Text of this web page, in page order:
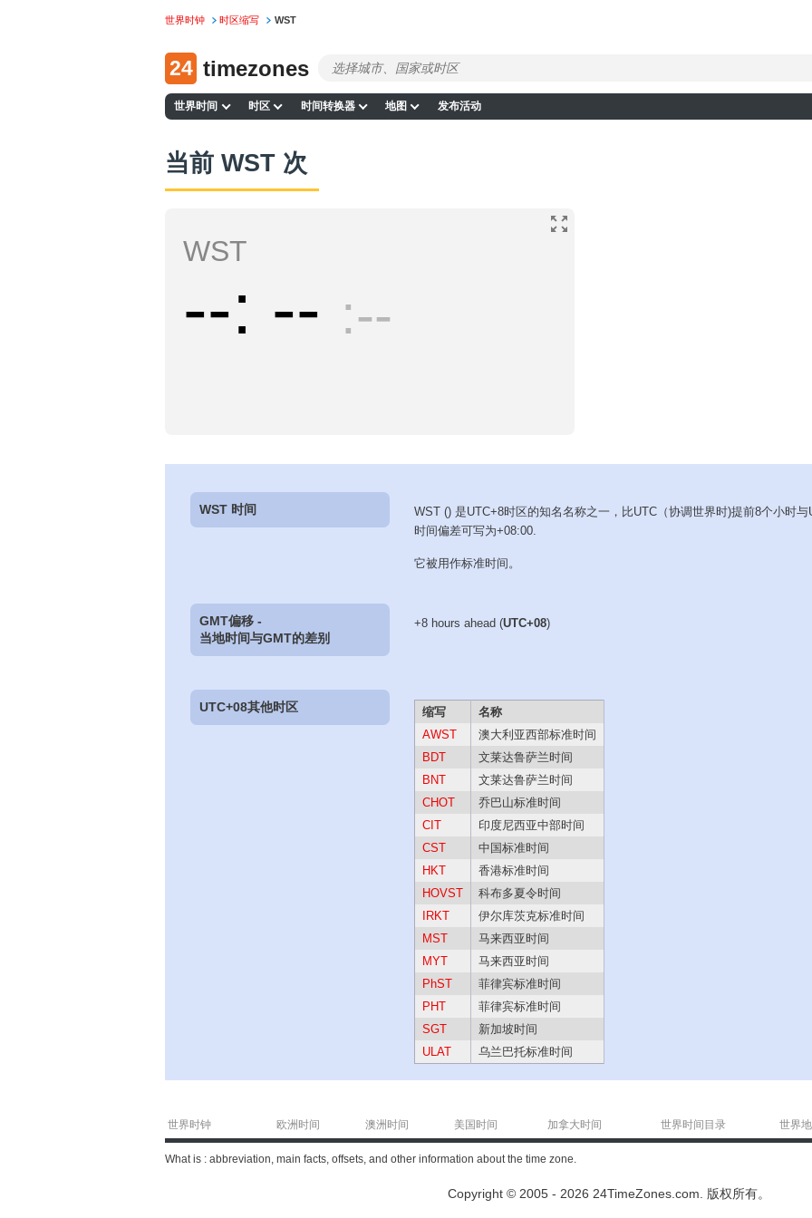
世界时钟 时区缩写 WST
24 timezones
世界时间 时区 时间转换器 地图 发布活动
当前 WST 次
WST
-- -- --
WST 时间
WST () 是UTC+8时区的知名名称之一，比UTC（协调世界时)提前8个小时与
时间偏差可写为+08:00.
它被用作标准时间。
GMT偏移 -
当地时间与GMT的差别
+8 hours ahead (UTC+08)
UTC+08其他时区 缩写
名称
AWST
澳大利亚西部标准时间
BDT
文莱达鲁萨兰时间
BNT
文莱达鲁萨兰时间
CHOT
乔巴山标准时间
CIT
印度尼西亚中部时间
CST
中国标准时间
HKT
香港标准时间
HOVST
科布多夏令时间
IRKT
伊尔库茨克标准时间
MST
马来西亚时间
MYT
马来西亚时间
PhST
菲律宾标准时间
PHT
菲律宾标准时间
SGT
新加坡时间
ULAT
乌兰巴托标准时间
世界时钟 欧洲时间 澳洲时间 美国时间 加拿大时间 世界时间目录 世界
What is : abbreviation, main facts, offsets, and other information about the time zone.
Copyright © 2005 - 2026 24TimeZones.com. 版权所有。